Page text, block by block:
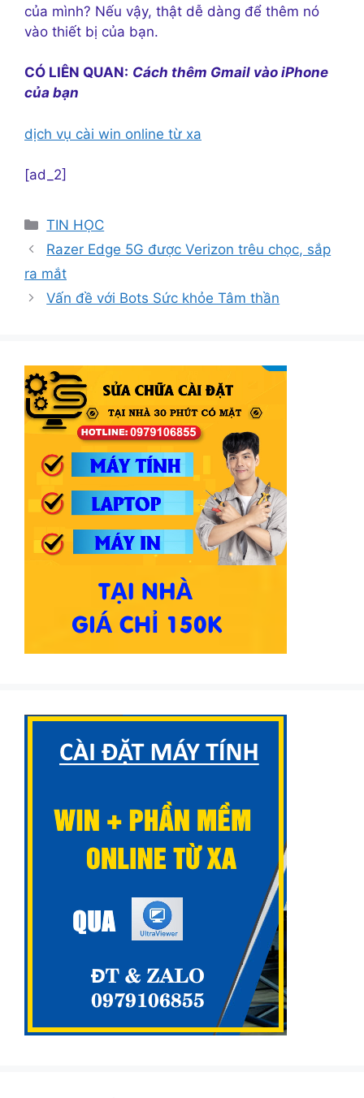
của mình? Nếu vậy, thật dễ dàng để thêm nó
vào thiết bị của bạn.
CÓ LIÊN QUAN: Cách thêm Gmail vào iPhone
của bạn
dịch vụ cài win online từ xa
[ad_2]
Danh
mục
TIN HỌC
Razer Edge 5G được Verizon trêu chọc, sắp
ra mắt
Vấn đề với Bots Sức khỏe Tâm thần